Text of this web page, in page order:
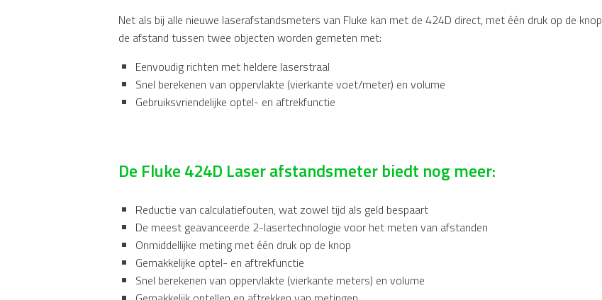
Net als bij alle nieuwe laserafstandsmeters van Fluke kan met de 424D direct, met één druk op de knop
de afstand tussen twee objecten worden gemeten met:
Eenvoudig richten met heldere laserstraal
Snel berekenen van oppervlakte (vierkante voet/meter) en volume
Gebruiksvriendelijke optel- en aftrekfunctie
De Fluke 424D Laser afstandsmeter biedt nog meer:
Reductie van calculatiefouten, wat zowel tijd als geld bespaart
De meest geavanceerde 2-lasertechnologie voor het meten van afstanden
Onmiddellijke meting met één druk op de knop
Gemakkelijke optel- en aftrekfunctie
Snel berekenen van oppervlakte (vierkante meters) en volume